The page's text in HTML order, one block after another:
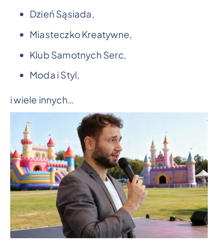
Dzień Sąsiada,
Miasteczko Kreatywne,
Klub Samotnych Serc,
Moda i Styl,
i wiele innych…